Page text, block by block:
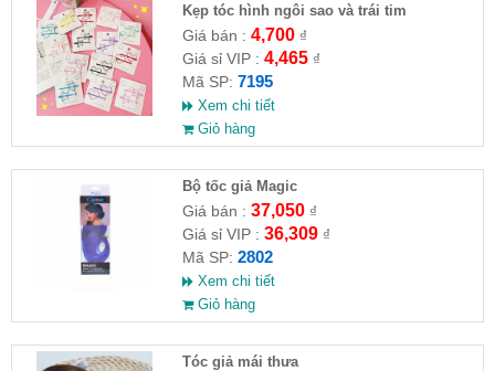
Kẹp tóc hình ngôi sao và trái tim
Giá bán : 4,700₫
Giá sỉ VIP : 4,465₫
Mã SP: 7195
Xem chi tiết
Giỏ hàng
Bộ tốc giả Magic
Giá bán : 37,050₫
Giá sỉ VIP : 36,309₫
Mã SP: 2802
Xem chi tiết
Giỏ hàng
Tóc giả mái thưa